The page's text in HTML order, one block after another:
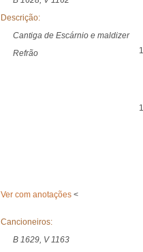
Descrição:
Cantiga de Escárnio e maldizer
Refrão
Ver com anotações <
Cancioneiros:
B 1629, V 1163